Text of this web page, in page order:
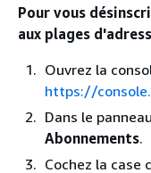
Pour vous
aux plages
Ouvrez la
https://
Dans le
Abonnements.
Cochez la case